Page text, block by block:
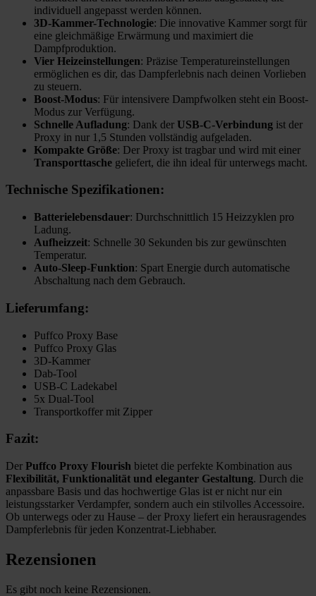
individuell angepasst werden können.
3D-Kammer-Technologie: Die innovative Kammer sorgt für
eine gleichmäßige Erwärmung und maximiert die
Dampfproduktion.
Vier Heizeinstellungen: Präzise Temperatureinstellungen
ermöglichen es dir, das Dampferlebnis nach deinen Vorlieben
zu steuern.
Boost-Modus: Für intensivere Dampfwolken steht ein Boost-
Modus zur Verfügung.
Schnelle Aufladung: Dank der USB-C-Verbindung ist der
Proxy in nur 1,5 Stunden vollständig aufgeladen.
Kompakte Größe: Der Proxy ist tragbar und wird mit einer
Transporttasche geliefert, die ihn ideal für unterwegs macht.
Technische Spezifikationen:
Batterielebensdauer: Durchschnittlich 15 Heizzyklen pro
Ladung.
Aufheizzeit: Schnelle 30 Sekunden bis zur gewünschten
Temperatur.
Auto-Sleep-Funktion: Spart Energie durch automatische
Abschaltung nach dem Gebrauch.
Lieferumfang:
Puffco Proxy Base
Puffco Proxy Glas
3D-Kammer
Dab-Tool
USB-C Ladekabel
5x Dual-Tool
Transportkoffer mit Zipper
Fazit:
Der Puffco Proxy Flourish bietet die perfekte Kombination aus
Flexibilität, Funktionalität und eleganter Gestaltung. Durch die
anpassbare Basis und das hochwertige Glas ist er nicht nur ein
leistungsstarker Verdampfer, sondern auch ein stilvolles Accessoire.
Ob unterwegs oder zu Hause – der Proxy liefert ein herausragendes
Dampferlebnis für jeden Konzentrat-Liebhaber.
Rezensionen
Es gibt noch keine Rezensionen.